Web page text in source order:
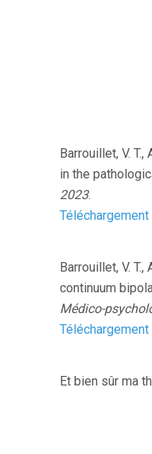
Barrouillet, V.
in the
2023.
Barrouillet, V.
continuum
Médico-
Et bien sûr ma